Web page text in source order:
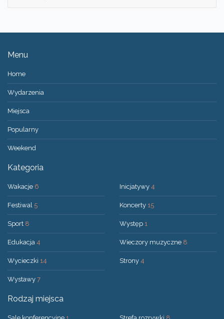
Menu
Home
Wydarzenia
Miejsca
Popularny
Weekend
Kategoria
Wakacje 6
Festiwal 5
Sport 8
Edukacja 4
Wycieczki 14
Wystawy 7
Inicjatywy 4
Koncerty 15
Występ 1
Wieczory muzyczne 8
Strony 4
Rodzaj miejsca